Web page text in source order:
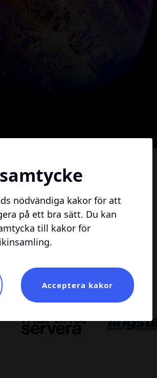
number 0
Jump to number 1
Jump to number 2
nödvändiga kakor för att
på ett bra sätt. Du kan
till kakor för
Acceptera kakor